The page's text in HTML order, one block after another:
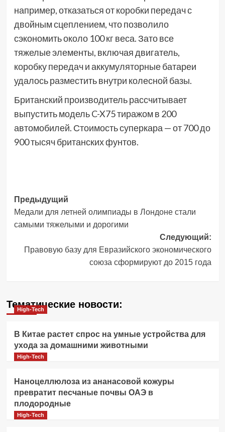
например, отказаться от коробки передач с
двойным сцеплением, что позволило
сэкономить около 100 кг веса. Зато все
тяжелые элементы, включая двигатель,
коробку передач и аккумуляторные батареи
удалось разместить внутри колесной базы.
Британский производитель рассчитывает
выпустить модель C-X75 тиражом в 200
автомобилей. Стоимость суперкара — от 700 до
900 тысяч британских фунтов.
Навигация
записи
Предыдущий
Медали для летней олимпиады в Лондоне стали
самыми тяжелыми и дорогими
Следующий:
Правовую базу для Евразийского экономического
союза сформируют до 2015 года
Тематические новости:
High-Tech
В Китае растет спрос на умные устройства для
ухода за домашними животными
High-Tech
Наноцеллюлоза из ананасовой кожуры
превратит песчаные почвы ОАЭ в
плодородные
High-Tech